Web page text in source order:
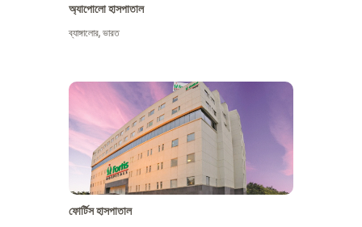
অ্যাপোলো হাসপাতাল
ব্যাঙ্গালোর,ভারত
ফোর্টিস হাসপাতাল